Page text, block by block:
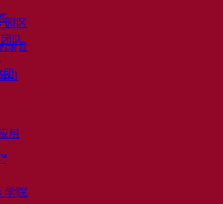
录音
门
用
区
队
院